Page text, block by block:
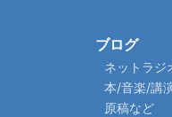
ブログ
ネットラジ
本/音楽/講
原稿など